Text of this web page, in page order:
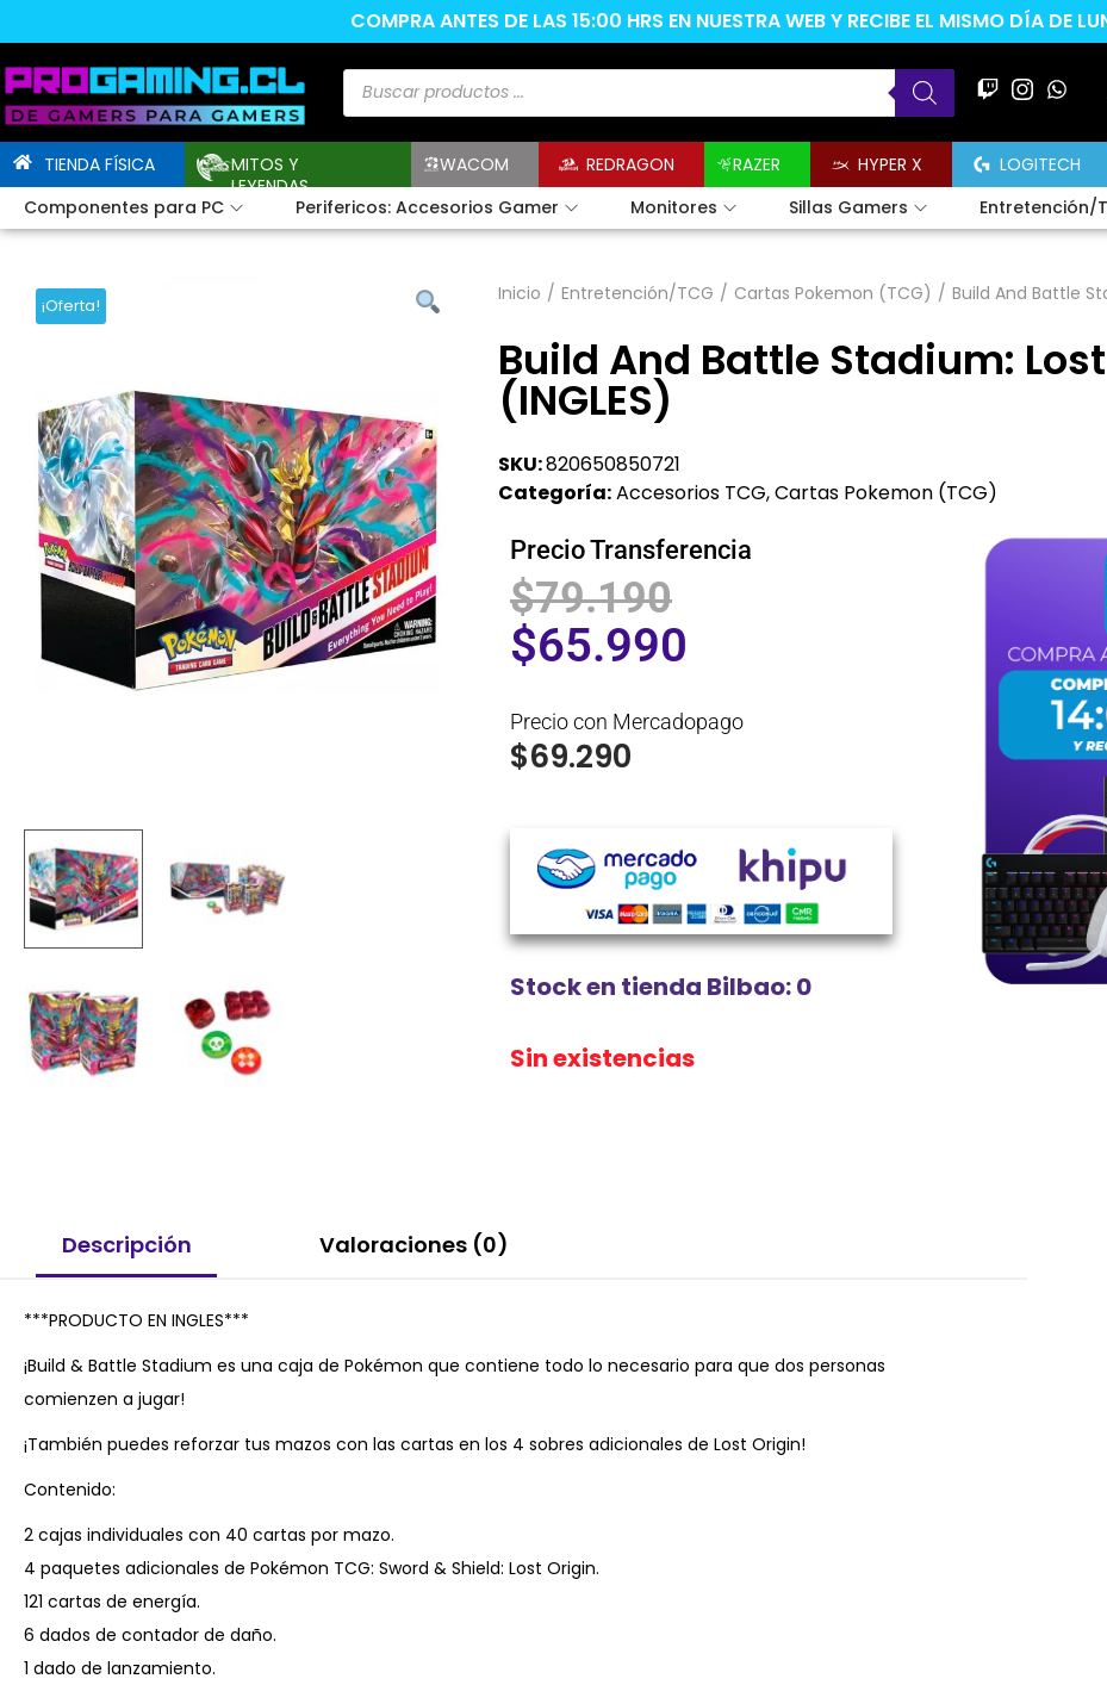
COMPRA ANTES DE LAS 15:00 HRS EN NUESTRA WEB Y RECIBE EL MISMO DÍA DE
TIENDA FÍSICA
MITOS Y
LEYENDAS
WACOM REDRAGON RAZER HYPER X LOGITECH
Componentes para PC
Perifericos: Accesorios Gamer Monitores Sillas Gamers Entretención/
¡Oferta!
Inicio / Entretención/TCG / Cartas Pokemon (TCG) / Build And Battle
Build And Battle Stadium:
(INGLES)
SKU:820650850721
Categoría:Accesorios TCG,Cartas Pokemon (TCG)
Precio Transferencia
$79.190
$65.990
Precio con Mercadopago
$69.290
Stock en tienda Bilbao: 0
Sin existencias
Descripción Valoraciones (0)
***PRODUCTO EN INGLES***
¡Build & Battle Stadium es una caja de Pokémon que contiene todo lo necesario para que dos personas
comienzen a jugar!
¡También puedes reforzar tus mazos con las cartas en los 4 sobres adicionales de Lost Origin!
Contenido:
2 cajas individuales con 40 cartas por mazo.
4 paquetes adicionales de Pokémon TCG: Sword & Shield: Lost Origin.
121 cartas de energía.
6 dados de contador de daño.
1 dado de lanzamiento.